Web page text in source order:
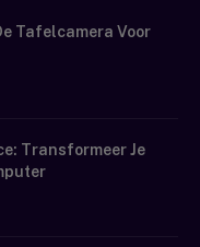
Tafelcamera Voor
Transformeer Je